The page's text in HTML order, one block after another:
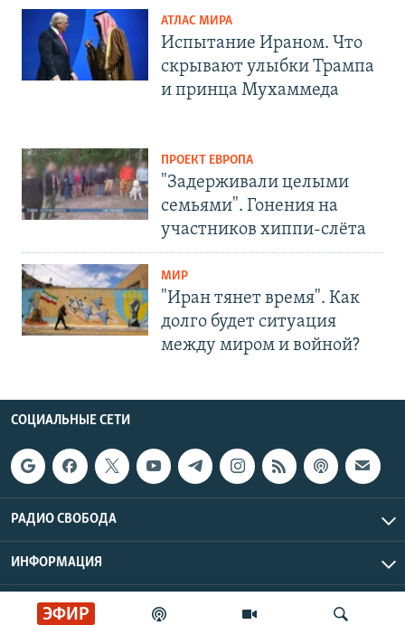
ЭФИР
АТЛАС МИРА
Испытание Ираном. Что
скрывают улыбки Трампа
и принца Мухаммеда
ПРОЕКТ ЕВРОПА
"Задерживали целыми
семьями". Гонения на
участников хиппи-слёта
МИР
"Иран тянет время". Как
долго будет ситуация
между миром и войной?
СОЦИАЛЬНЫЕ СЕТИ
РАДИО СВОБОДА
ИНФОРМАЦИЯ
Радио Свобода © 2026 RFE/RL, Inc. | Все права защищены.